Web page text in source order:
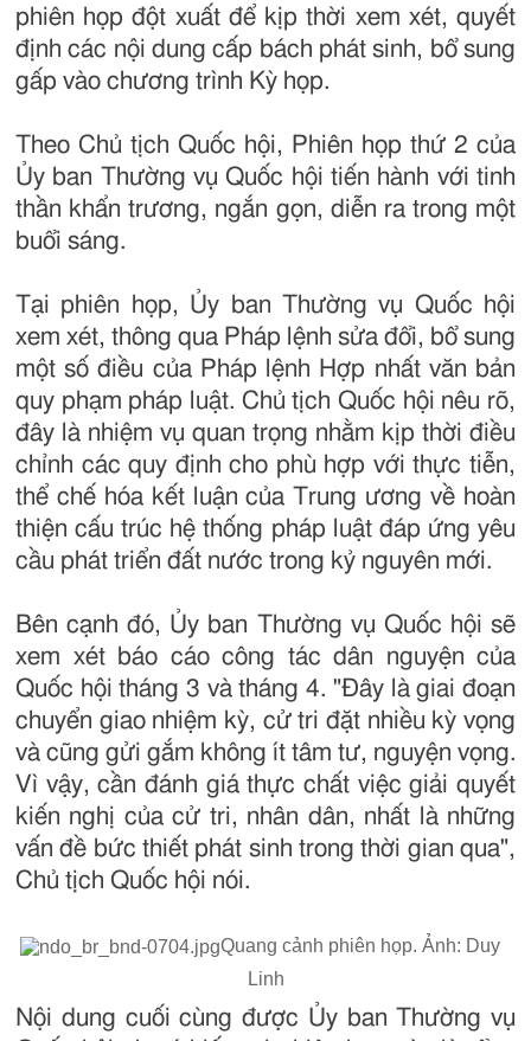
phiên họp đột xuất để kịp thời xem xét, quyết
định các nội dung cấp bách phát sinh, bổ sung
gấp vào chương trình Kỳ họp.
Theo Chủ tịch Quốc hội, Phiên họp thứ 2 của
Ủy ban Thường vụ Quốc hội tiến hành với tinh
thần khẩn trương, ngắn gọn, diễn ra trong một
buổi sáng.
Tại phiên họp, Ủy ban Thường vụ Quốc hội
xem xét, thông qua Pháp lệnh sửa đổi, bổ sung
một số điều của Pháp lệnh Hợp nhất văn bản
quy phạm pháp luật. Chủ tịch Quốc hội nêu rõ,
đây là nhiệm vụ quan trọng nhằm kịp thời điều
chỉnh các quy định cho phù hợp với thực tiễn,
thể chế hóa kết luận của Trung ương về hoàn
thiện cấu trúc hệ thống pháp luật đáp ứng yêu
cầu phát triển đất nước trong kỷ nguyên mới.
Bên cạnh đó, Ủy ban Thường vụ Quốc hội sẽ
xem xét báo cáo công tác dân nguyện của
Quốc hội tháng 3 và tháng 4. "Đây là giai đoạn
chuyển giao nhiệm kỳ, cử tri đặt nhiều kỳ vọng
và cũng gửi gắm không ít tâm tư, nguyện vọng.
Vì vậy, cần đánh giá thực chất việc giải quyết
kiến nghị của cử tri, nhân dân, nhất là những
vấn đề bức thiết phát sinh trong thời gian qua",
Chủ tịch Quốc hội nói.
Quang cảnh phiên họp. Ảnh: Duy
Linh
Nội dung cuối cùng được Ủy ban Thường vụ